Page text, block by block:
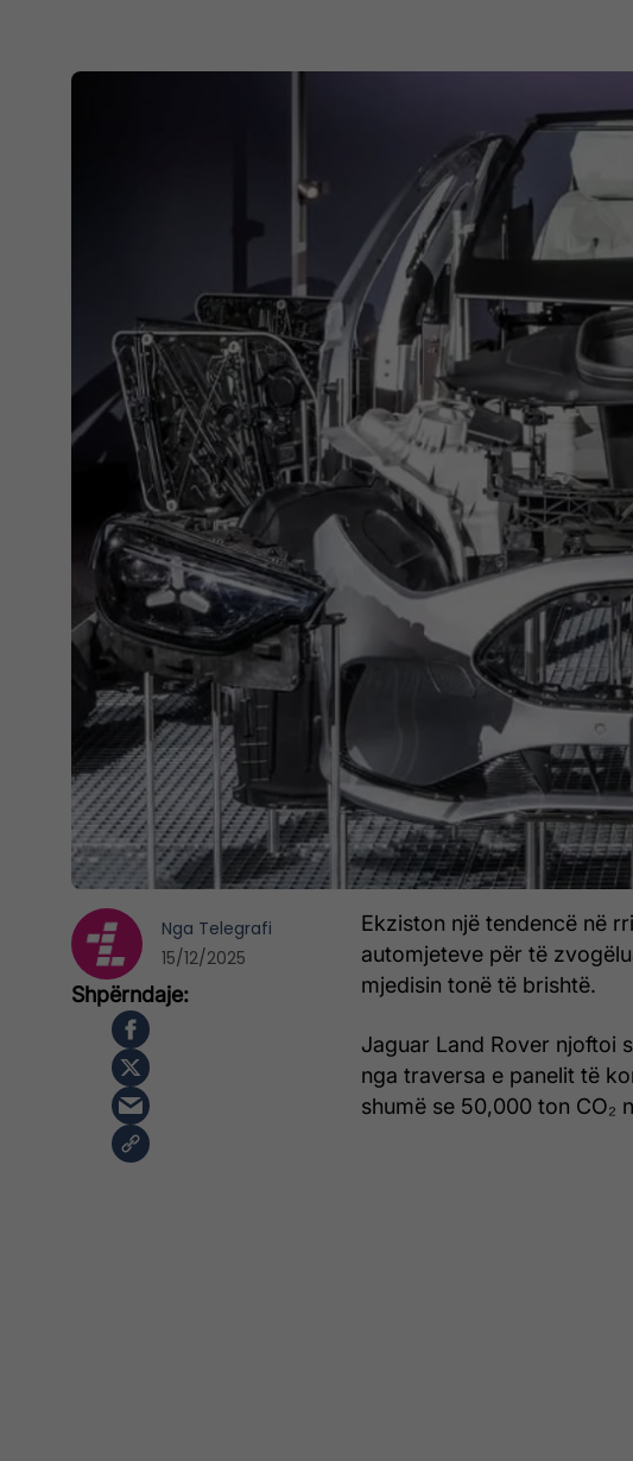
Ekziston një tendencë në
automjeteve për të
mjedisin tonë të brishtë.
Jaguar Land Rover njoftoi
nga traversa e panelit të
shumë se 50,000 ton CO₂
Nga Telegrafi
15/12/2025